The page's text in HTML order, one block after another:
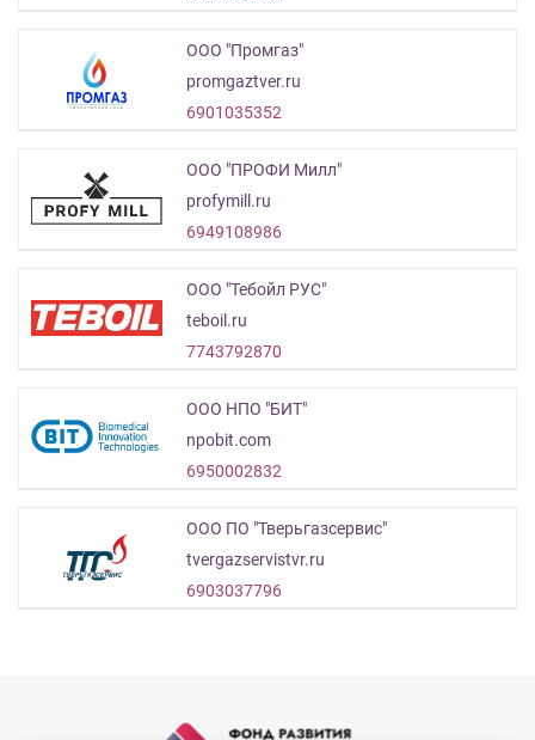
ООО "Промгаз"
promgaztver.ru
6901035352
ООО "ПРОФИ Милл"
profymill.ru
6949108986
ООО "Тебойл РУС"
teboil.ru
7743792870
ООО НПО "БИТ"
npobit.com
6950002832
ООО ПО "Тверьгазсервис"
tvergazservistvr.ru
6903037796